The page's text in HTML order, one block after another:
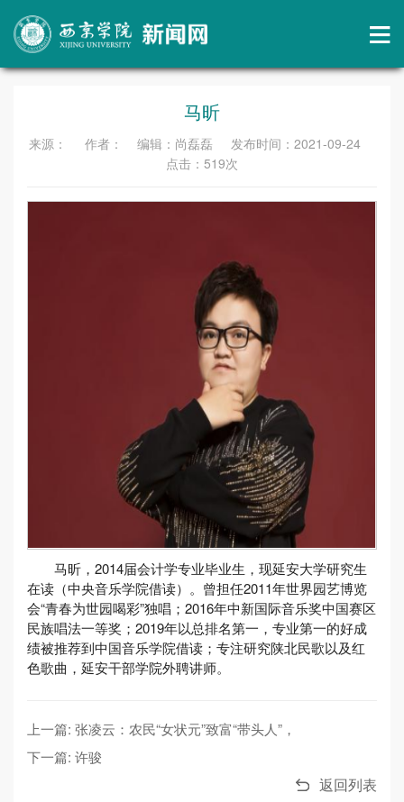
马昕
来源： 作者： 编辑：尚磊磊 发布时间：2021-09-24
点击： 519次
马昕，2014届会计学专业毕业生，现延安大学研究生
在读（中央音乐学院借读）。曾担任2011年世界园艺博览
会“青春为世园喝彩”独唱；2016年中新国际音乐奖中国赛区
民族唱法一等奖；2019年以总排名第一，专业第一的好成
绩被推荐到中国音乐学院借读；专注研究陕北民歌以及红
色歌曲，延安干部学院外聘讲师。
上一篇: 张凌云：农民“女状元”致富“带头人”，
下一篇: 许骏
返回列表